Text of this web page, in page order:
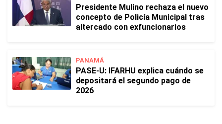
Presidente Mulino rechaza el nuevo
concepto de Policía Municipal tras
altercado con exfuncionarios
PANAMÁ
PASE-U: IFARHU explica cuándo se
depositará el segundo pago de
2026